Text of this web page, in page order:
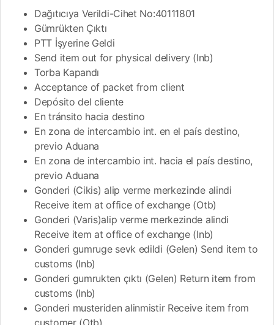
Dağıtıcıya Verildi-Cihet No:40111801
Gümrükten Çıktı
PTT İşyerine Geldi
Send item out for physical delivery (Inb)
Torba Kapandı
Acceptance of packet from client
Depósito del cliente
En tránsito hacia destino
En zona de intercambio int. en el país destino,
previo Aduana
En zona de intercambio int. hacia el país destino,
previo Aduana
Gonderi (Cikis) alip verme merkezinde alindi
Receive item at office of exchange (Otb)
Gonderi (Varis)alip verme merkezinde alindi
Receive item at office of exchange (Inb)
Gonderi gumruge sevk edildi (Gelen) Send item to
customs (Inb)
Gonderi gumrukten çıktı (Gelen) Return item from
customs (Inb)
Gonderi musteriden alinmistir Receive item from
customer (Otb)